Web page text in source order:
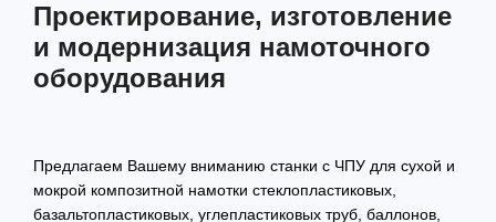
Проектирование, изготовление
и модернизация намоточного
оборудования
Предлагаем Вашему вниманию станки с ЧПУ для сухой и
мокрой композитной намотки стеклопластиковых,
базальтопластиковых, углепластиковых труб, баллонов,